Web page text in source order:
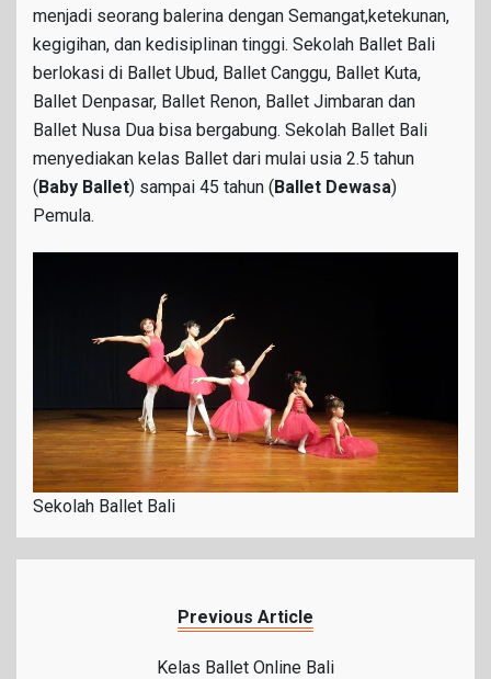
menjadi seorang balerina dengan Semangat,ketekunan,
kegigihan, dan kedisiplinan tinggi. Sekolah Ballet Bali
berlokasi di Ballet Ubud, Ballet Canggu, Ballet Kuta,
Ballet Denpasar, Ballet Renon, Ballet Jimbaran dan
Ballet Nusa Dua bisa bergabung. Sekolah Ballet Bali
menyediakan kelas Ballet dari mulai usia 2.5 tahun
( Baby Ballet) sampai 45 tahun ( Ballet Dewasa)
Pemula.
Sekolah Ballet Bali
Previous Article
Kelas Ballet Online Bali